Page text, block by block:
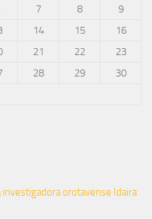
7 8
9
14 15
16
21 22
23
28 29
30
investigadora orotavense Idaira